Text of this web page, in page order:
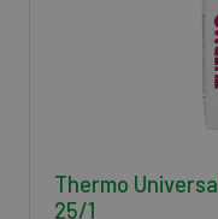
Thermo
25/1